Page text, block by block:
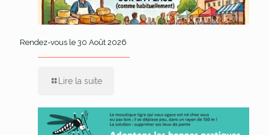
Rendez-vous le 30 Août 2026
Lire la suite